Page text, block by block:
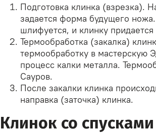
Подготовка клинка (взрезка).
задается форма будущего
шлифуется, и клинку
Термообработка (закалка)
термообработку в мастерскую
процесс калки металла.
Сауров.
После закалки клинка
направка (заточка) клинка.
Клинок со